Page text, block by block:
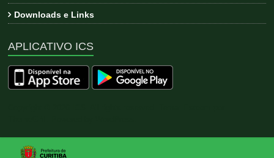
Downloads e Links
APLICATIVO ICS